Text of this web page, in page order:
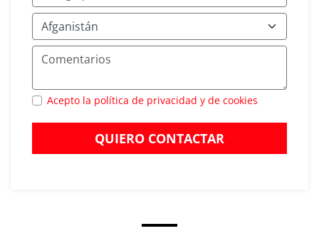
Acepto la política de privacidad y de cookies
QUIERO CONTACTAR